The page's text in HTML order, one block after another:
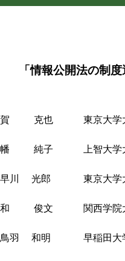
「情報公開法の制
賀 克也 東京大学
幡 純子 上智大
川 光郎 東京大学
和 俊文 関西学院
羽 和明 早稲田大